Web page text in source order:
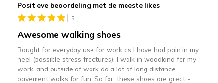
Positieve beoordeling met de meeste likes
5
Awesome walking shoes
Bought for everyday use for work as I have had pain in my
heel (possible stress fractures). I walk in woodland for my
work, and outside of work do a lot of long distance
pavement walks for fun. So far, these shoes are great -